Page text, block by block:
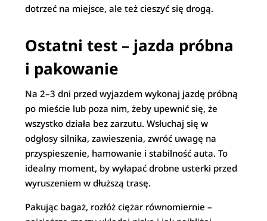
dotrzeć na miejsce, ale też cieszyć się drogą.
Ostatni test – jazda próbna
i pakowanie
Na 2–3 dni przed wyjazdem wykonaj jazdę próbną
po mieście lub poza nim, żeby upewnić się, że
wszystko działa bez zarzutu. Wsłuchaj się w
odgłosy silnika, zawieszenia, zwróć uwagę na
przyspieszenie, hamowanie i stabilność auta. To
idealny moment, by wyłapać drobne usterki przed
wyruszeniem w dłuższą trasę.
Pakując bagaż, rozłóż ciężar równomiernie –